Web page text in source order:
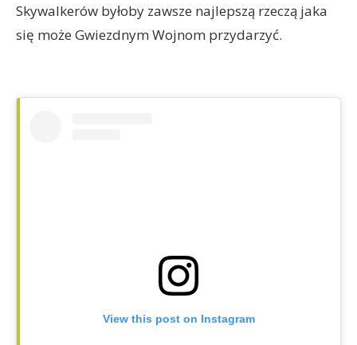
Skywalkerów byłoby zawsze najlepszą rzeczą jaka
się może Gwiezdnym Wojnom przydarzyć.
View this post on Instagram